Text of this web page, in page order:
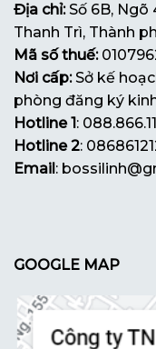
Địa chỉ:Số 6B, Ngõ
Thanh Trì, Thành
Mã số thuế:
Nơi cấp:Sở kế
phòng đăng ký
Hotline 1:
Hotline 2:
Email:
GOOGLE MAP